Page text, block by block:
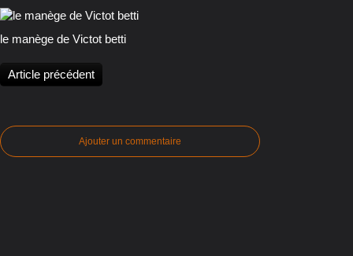
le manège de Victot betti
Article précédent
Ajouter un commentaire